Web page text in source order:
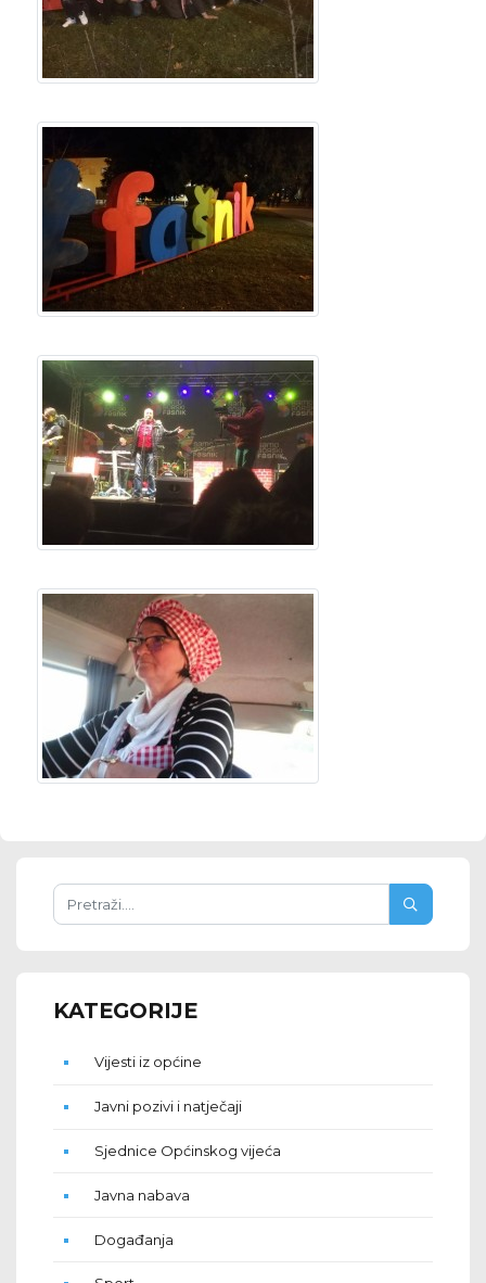
KATEGORIJE
Vijesti iz općine
Javni pozivi i natječaji
Sjednice Općinskog vijeća
Javna nabava
Događanja